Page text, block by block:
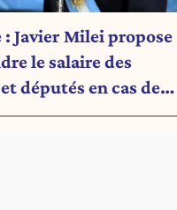
Javier Milei propose
le salaire des
députés en cas de